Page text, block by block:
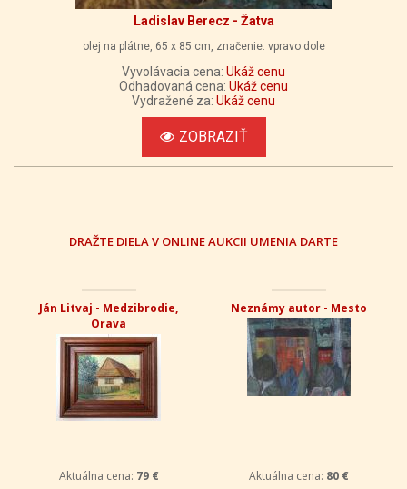
Ladislav Berecz - Žatva
olej na plátne, 65 x 85 cm, značenie: vpravo dole
Vyvolávacia cena: Ukáž cenu
Odhadovaná cena: Ukáž cenu
Vydražené za: Ukáž cenu
ZOBRAZIŤ
DRAŽTE DIELA V ONLINE AUKCII UMENIA DARTE
Ján Litvaj - Medzibrodie,
Orava
Aktuálna cena: 79 €
Neznámy autor - Mesto
Aktuálna cena: 80 €